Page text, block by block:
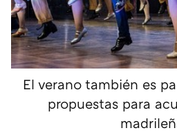
El verano también es
propuestas para